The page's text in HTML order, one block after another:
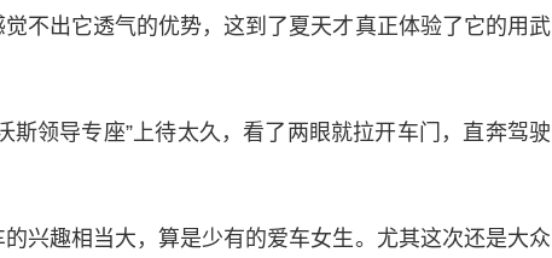
不出它透气的优势，这到了夏天才真正体验了它的用武
斯领导专座”上待太久，看了两眼就拉开车门，直奔驾驶
兴趣相当大，算是少有的爱车女生。尤其这次还是大众